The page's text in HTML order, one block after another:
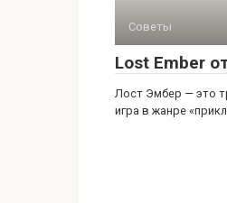
Советы
Lost Ember
Лост Эмбер — это
игра в жанре